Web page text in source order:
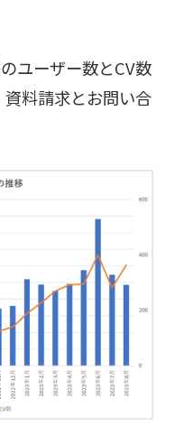
ユーザー数とCV数
料請求とお問い合